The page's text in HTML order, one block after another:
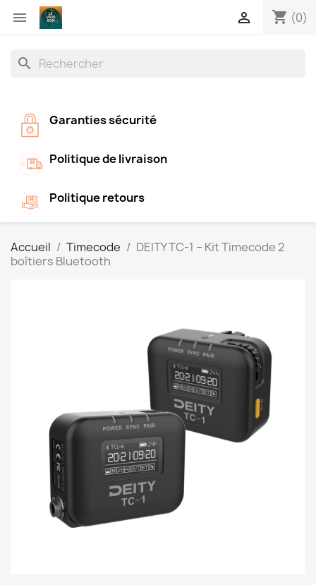
 shopping_cart (0)

search
Garanties sécurité
Politique de livraison
Politique retours
Accueil Timecode
DEITY TC-1 – Kit Timecode 2
boîtiers Bluetooth